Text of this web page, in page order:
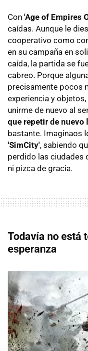
Con 'Age of Empires
caídas. Aunque le
cooperativo como
en su campaña en
caída, la partida se
cabreo. Porque
precisamente pocos
experiencia y
unirme de nuevo al
que repetir de nuevo
bastante. Imaginaos
'SimCity', sabiendo
perdido las ciudades
ni pizca de gracia.
Todavía no está
esperanza